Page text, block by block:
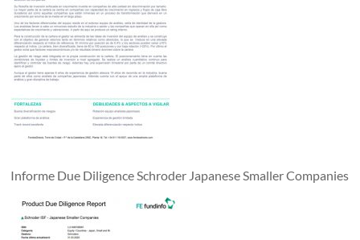
Informe Due Diligence Schroder Japanese Smaller Companies